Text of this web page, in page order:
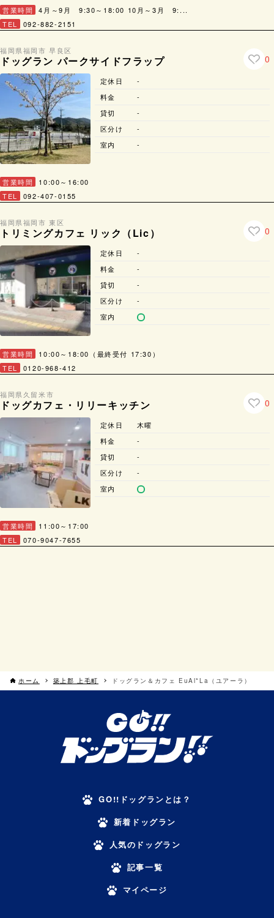
営業時間
4月～9月 9:30～18:00 10月～3月 9:...
TEL
092-882-2151
福岡県福岡市 早良区
ドッグラン パークサイドフラップ 0
営業時間
10:00～16:00
TEL
092-407-0155
定休日
-
料金
-
貸切
-
区分け
-
室内
-
福岡県福岡市 東区
トリミングカフェ リック（Lic） 0
営業時間
10:00～18:00（最終受付 17:30）
TEL
0120-968-412
定休日
-
料金
-
貸切
-
区分け
-
室内
福岡県 久留米市
ドッグカフェ・リリーキッチン 0
営業時間
11:00～17:00
TEL
070-9047-7655
定休日
木曜
料金
-
貸切
-
区分け
-
室内
ホーム 築上郡 上毛町 ドッグラン＆カフェ EuAl*La（ユアーラ）
GO!!ドッグランとは？
新着ドッグラン
人気のドッグラン
記事一覧
マイページ